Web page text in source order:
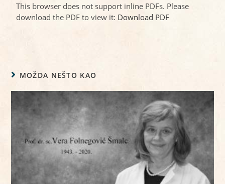
This browser does not support inline PDFs. Please
download the PDF to view it: Download PDF
MOŽDA NEŠTO KAO